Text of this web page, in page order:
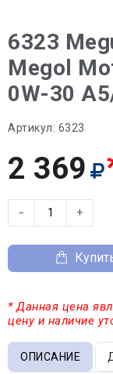
6323
Megol
0W-30
Артикул: 6323
2 369
− +
* Данная цена
цену и наличие
ОПИСАНИЕ